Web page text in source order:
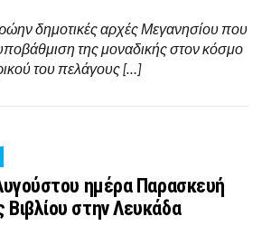
δημοτικές αρχές Μεγανησίου που
της μοναδικής στον κόσμο
του πελάγους […]
ημέρα Παρασκευή
στην Λευκάδα